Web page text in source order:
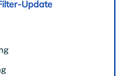
Update